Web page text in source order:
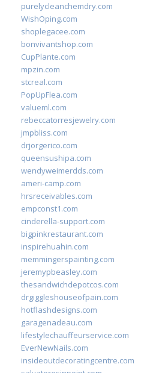
purelycleanchemdry.com
WishOping.com
shoplegacee.com
bonvivantshop.com
CupPlante.com
mpzin.com
stcreal.com
PopUpFlea.com
valueml.com
rebeccatorresjewelry.com
jmpbliss.com
drjorgerico.com
queensushipa.com
wendyweimerdds.com
ameri-camp.com
hrsreceivables.com
empconst1.com
cinderella-support.com
bigpinkrestaurant.com
inspirehuahin.com
memmingerspainting.com
jeremypbeasley.com
thesandwichdepotcos.com
drgiggleshouseofpain.com
hotflashdesigns.com
garagenadeau.com
lifestylechauffeurservice.com
EverNewNails.com
insideoutdecoratingcentre.com